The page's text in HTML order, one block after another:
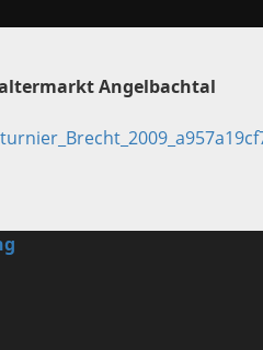
Angelbachtal